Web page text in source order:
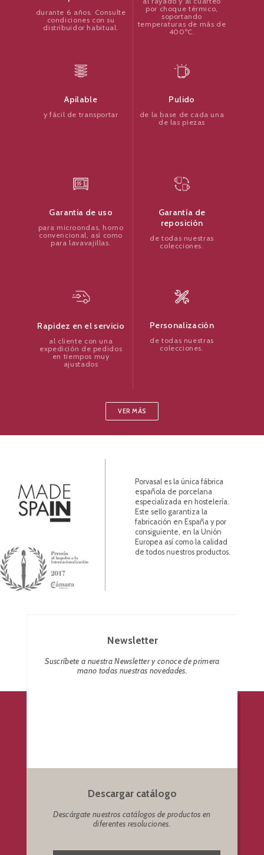
durante 6 años. Consulte
condiciones con su
distribuidor habitual.
por choque térmico,
soportando
temperaturas de más de
400ºC.
Apilable
y fácil de transportar
Pulido
de la base de cada una
de las piezas
Garantia de uso
para microondas, horno
convencional, así como
para lavavajillas.
Garantía de
reposición
de todas nuestras
colecciones.
Rapidez en el servicio
al cliente con una
expedición de pedidos
en tiempos muy
ajustados
Personalización
de todas nuestras
colecciones.
VER MÁS
Porvasal es la única fábrica
española de porcelana
especializada en hostelería.
Este sello garantiza la
fabricación en España y por
consiguiente, en la Unión
Europea así como la calidad
de todos nuestros productos.
Newsletter
Suscríbete a nuestra Newsletter y conoce de primera
mano todas nuestras novedades.
Descargar catálogo
Descárgate nuestros catálogos de productos en
diferentes resoluciones.